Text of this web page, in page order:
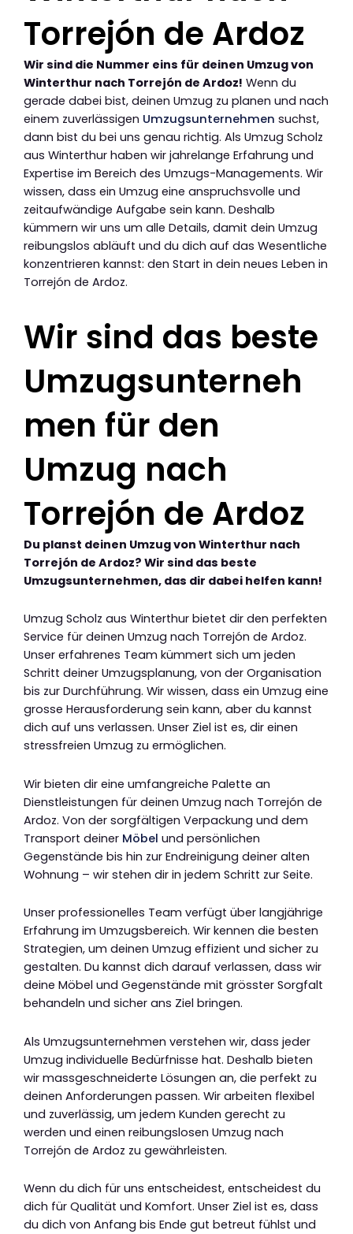
Torrejón de Ardoz
Wir sind die Nummer eins für deinen Umzug von
Winterthur nach Torrejón de Ardoz! Wenn du
gerade dabei bist, deinen Umzug zu planen und nach
einem zuverlässigen Umzugsunternehmen suchst,
dann bist du bei uns genau richtig. Als Umzug Scholz
aus Winterthur haben wir jahrelange Erfahrung und
Expertise im Bereich des Umzugs-Managements. Wir
wissen, dass ein Umzug eine anspruchsvolle und
zeitaufwändige Aufgabe sein kann. Deshalb
kümmern wir uns um alle Details, damit dein Umzug
reibungslos abläuft und du dich auf das Wesentliche
konzentrieren kannst: den Start in dein neues Leben in
Torrejón de Ardoz.
Wir sind das beste
Umzugsunterneh
men für den
Umzug nach
Torrejón de Ardoz
Du planst deinen Umzug von Winterthur nach
Torrejón de Ardoz? Wir sind das beste
Umzugsunternehmen, das dir dabei helfen kann!
Umzug Scholz aus Winterthur bietet dir den perfekten
Service für deinen Umzug nach Torrejón de Ardoz.
Unser erfahrenes Team kümmert sich um jeden
Schritt deiner Umzugsplanung, von der Organisation
bis zur Durchführung. Wir wissen, dass ein Umzug eine
grosse Herausforderung sein kann, aber du kannst
dich auf uns verlassen. Unser Ziel ist es, dir einen
stressfreien Umzug zu ermöglichen.
Wir bieten dir eine umfangreiche Palette an
Dienstleistungen für deinen Umzug nach Torrejón de
Ardoz. Von der sorgfältigen Verpackung und dem
Transport deiner Möbel und persönlichen
Gegenstände bis hin zur Endreinigung deiner alten
Wohnung – wir stehen dir in jedem Schritt zur Seite.
Unser professionelles Team verfügt über langjährige
Erfahrung im Umzugsbereich. Wir kennen die besten
Strategien, um deinen Umzug effizient und sicher zu
gestalten. Du kannst dich darauf verlassen, dass wir
deine Möbel und Gegenstände mit grösster Sorgfalt
behandeln und sicher ans Ziel bringen.
Als Umzugsunternehmen verstehen wir, dass jeder
Umzug individuelle Bedürfnisse hat. Deshalb bieten
wir massgeschneiderte Lösungen an, die perfekt zu
deinen Anforderungen passen. Wir arbeiten flexibel
und zuverlässig, um jedem Kunden gerecht zu
werden und einen reibungslosen Umzug nach
Torrejón de Ardoz zu gewährleisten.
Wenn du dich für uns entscheidest, entscheidest du
dich für Qualität und Komfort. Unser Ziel ist es, dass
du dich von Anfang bis Ende gut betreut fühlst und